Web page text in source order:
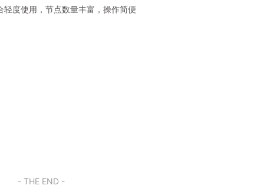
度使用，节点数量丰富，操作简便
- THE END -